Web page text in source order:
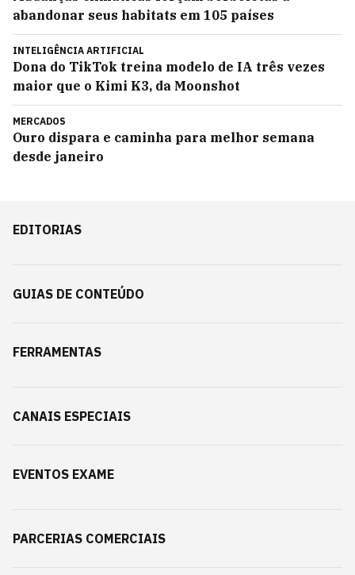
abandonar seus habitats em 105 países
INTELIGÊNCIA ARTIFICIAL
Dona do TikTok treina modelo de IA três vezes
maior que o Kimi K3, da Moonshot
MERCADOS
Ouro dispara e caminha para melhor semana
desde janeiro
EDITORIAS
GUIAS DE CONTEÚDO
FERRAMENTAS
CANAIS ESPECIAIS
EVENTOS EXAME
PARCERIAS COMERCIAIS